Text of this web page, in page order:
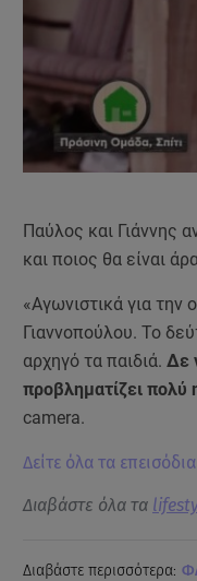
Παύλος και Γιάννης
και ποιος θα είναι
«Αγωνιστικά για την
Γιαννοπούλου. Το
αρχηγό τα παιδιά. Δε
προβληματίζει πολύ
camera.
Δείτε όλα τα
Διαβάστε όλα τα
Διαβάστε περισσότερα: